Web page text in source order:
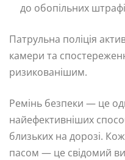
до обопільних
Патрульна поліція
камери та
ризикованішим.
Ремінь безпеки — це
найефективніших
близьких на дорозі.
пасом — це свідомий